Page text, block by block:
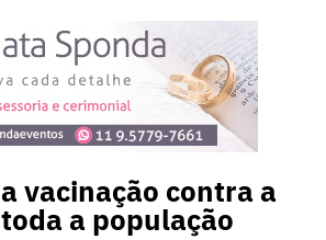
vacinação contra a
a população